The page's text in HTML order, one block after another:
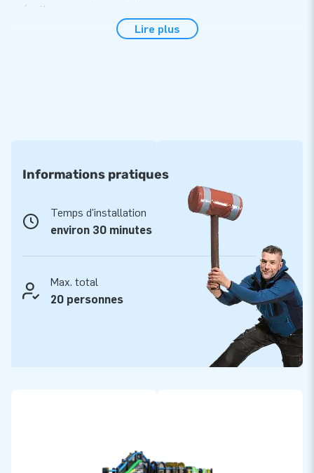
exécution.
Commodité et service
D’autre part, le Parcours Extreme 40m est livré avec
souffleries, piquets d’ancrage, sac de transport et un
manuel/carnet de suivi. Ainsi tout est livré complet, prêt à
l’emploi!
Les structures gonflables JB sont renforcés avec une
quadruple couture, protégée d’une couverture PVC sur toute
la piste de saut et endroits réputés fragiles. De plus, les
structures gonflables JB sont fabriquées à partir de PVC de
Par ailleurs, JB est convaincu de sa haute qualité et pour
Lire plus
Informations pratiques
Temps d'installation
environ 30 minutes
Max. total
20 personnes